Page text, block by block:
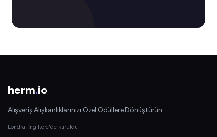
herm.io
Alışveriş Alışkanlıklarınızı Özel Ödüllere Dönüştürün
Londra, İngiltere'de kuruldu